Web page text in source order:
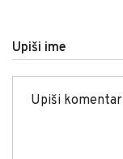
Upiši ime